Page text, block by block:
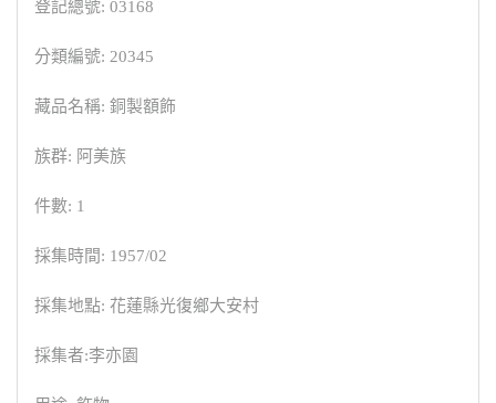
登記總號: 03168
分類編號: 20345
藏品名稱: 銅製額飾
族群: 阿美族
件數: 1
採集時間: 1957/02
採集地點: 花蓮縣光復鄉大安村
採集者:李亦園